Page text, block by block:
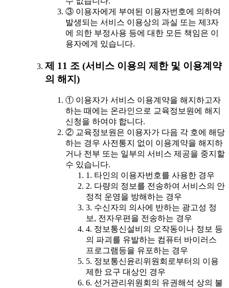
③ 이용자에게 부여된 이용자번호에 의하여
발생되는 서비스 이용상의 과실 또는 제3자
에 의한 부정사용 등에 대한 모든 책임은 이
용자에게 있습니다.
제 11 조 (서비스 이용의 제한 및 이용계약
의 해지)
① 이용자가 서비스 이용계약을 해지하고자
하는 때에는 온라인으로 교육정보원에 해지
신청을 하여야 합니다.
② 교육정보원은 이용자가 다음 각 호에 해당
하는 경우 사전통지 없이 이용계약을 해지하
거나 전부 또는 일부의 서비스 제공을 중지할
수 있습니다.
1. 타인의 이용자번호를 사용한 경우
2. 다량의 정보를 전송하여 서비스의 안
정적 운영을 방해하는 경우
3. 수신자의 의사에 반하는 광고성 정
보, 전자우편을 전송하는 경우
4. 정보통신설비의 오작동이나 정보 등
의 파괴를 유발하는 컴퓨터 바이러스
프로그램등을 유포하는 경우
5. 정보통신윤리위원회로부터의 이용
제한 요구 대상인 경우
6. 선거관리위원회의 유권해석 상의 불